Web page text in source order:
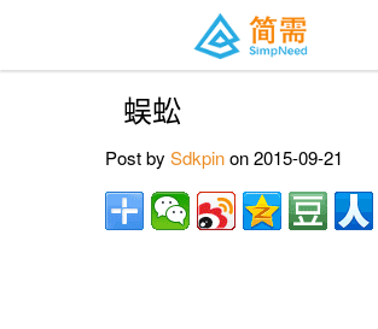
蜈蚣
Post by Sdkpinon 2015-09-21